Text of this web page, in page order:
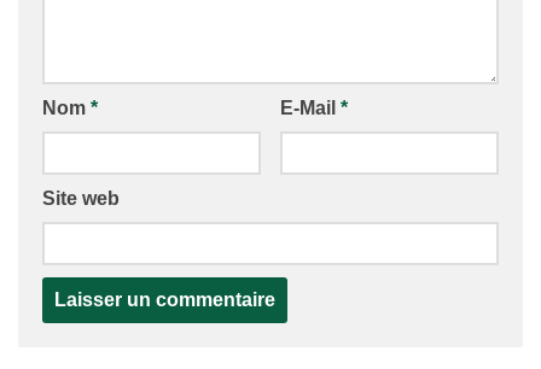
Nom * E-Mail *
Site web